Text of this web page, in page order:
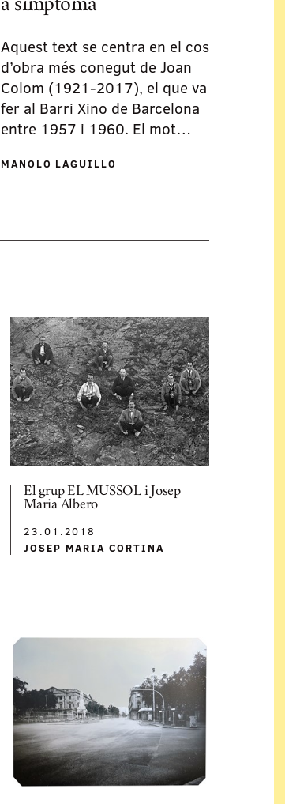
a símptoma
Aquest text se centra en el cos
d’obra més conegut de Joan
Colom (1921-2017), el que va
fer al Barri Xino de Barcelona
entre 1957 i 1960. El mot…
MANOLO LAGUILLO
El grup EL MUSSOL i Josep
Maria Albero
23.01.2018
JOSEP MARIA CORTINA